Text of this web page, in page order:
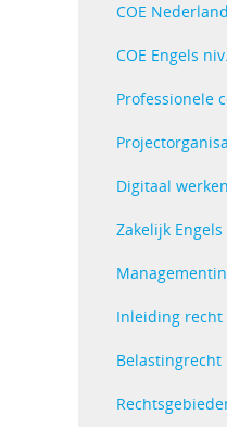
COE
COE Engels
Professionele
Digitaal
Zakelijk Engels
Inleiding recht
Belastingrecht